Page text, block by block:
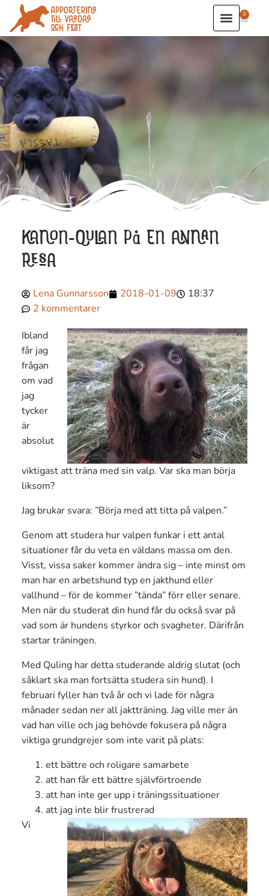
0
KANON-QULAN PÅ EN ANNAN
RESA
Lena Gunnarsson 2018-01-09
18:37
2 kommentarer
Ibland
får jag
frågan
om vad
jag
tycker
är
absolut
viktigast att träna med sin valp. Var ska man börja
liksom?
Jag brukar svara: ”Börja med att titta på valpen.”
Genom att studera hur valpen funkar i ett antal
situationer får du veta en väldans massa om den.
Visst, vissa saker kommer ändra sig – inte minst om
man har en arbetshund typ en jakthund eller
vallhund – för de kommer ”tända” förr eller senare.
Men när du studerat din hund får du också svar på
vad som är hundens styrkor och svagheter. Därifrån
startar träningen.
Med Quling har detta studerande aldrig slutat (och
såklart ska man fortsätta studera sin hund). I
februari fyller han två år och vi lade för några
månader sedan ner all jaktträning. Jag ville mer än
vad han ville och jag behövde fokusera på några
viktiga grundgrejer som inte varit på plats:
ett bättre och roligare samarbete
att han får ett bättre självförtroende
att han inte ger upp i träningssituationer
att jag inte blir frustrerad
Vi